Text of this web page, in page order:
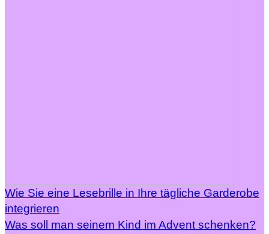
Wie Sie eine Lesebrille in Ihre tägliche Garderobe
integrieren
Was soll man seinem Kind im Advent schenken?